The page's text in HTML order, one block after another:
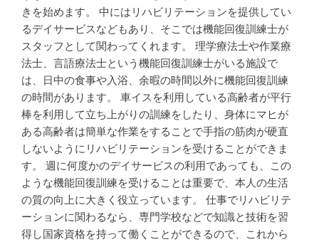
きを始めます。 中にはリハビリテーションを提供してい
るデイサービスなどもあり、そこでは機能回復訓練士が
スタッフとして関わってくれます。 理学療法士や作業療
法士、言語療法士という機能回復訓練士がいる施設で
は、日中の食事や入浴、余暇の時間以外に機能回復訓練
の時間があります。 車イスを利用している高齢者が平行
棒を利用して立ち上がりの訓練をしたり、身体にマヒが
ある高齢者は簡単な作業をすることで手指の筋肉が硬直
しないようにリハビリテーションを受けることができま
す。 週に何度かのデイサービスの利用であっても、この
ような機能回復訓練を受けることは重要で、本人の生活
の質の向上に大きく役立っています。 仕事でリハビリテ
ーションに関わるなら、専門学校などで知識と技術を習
得し国家資格を持って働くことができるので、これから